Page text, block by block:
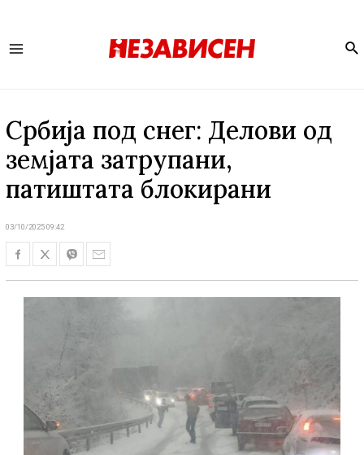
Србија под снег: Делови од
земјата затрупани,
патиштата блокирани
03/10/2025 09:42